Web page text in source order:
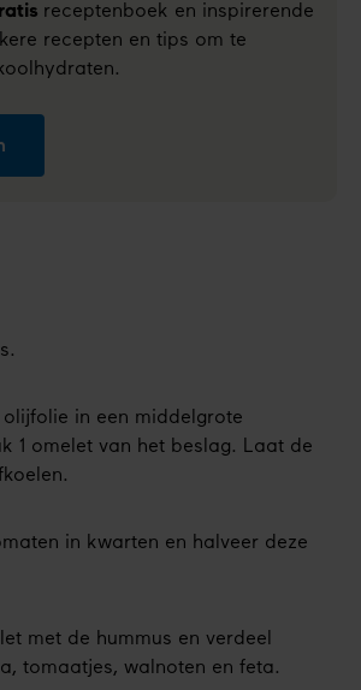
receptenboek en inspirerende
recepten en tips om te
olijfolie in een middelgrote
1 omelet van het beslag. Laat de
in kwarten en halveer deze
met de hummus en verdeel
tomaatjes, walnoten en feta.